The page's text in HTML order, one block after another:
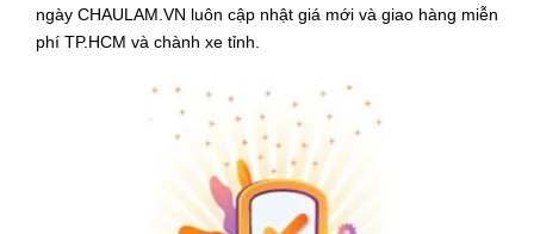
ngày CHAULAM.VN luôn cập nhật giá mới và giao hàng miễn
phí TP.HCM và chành xe tỉnh.